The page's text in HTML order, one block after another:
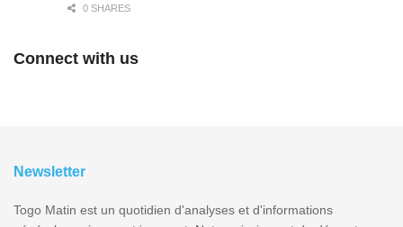
0 SHARES
Connect with us
Newsletter
Togo Matin est un quotidien d'analyses et d'informations